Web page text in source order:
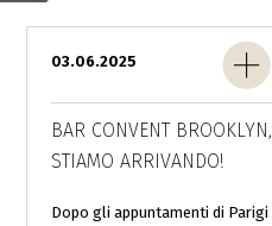
03.06.2025
BAR CONVENT BROOKLYN,
STIAMO ARRIVANDO!
Dopo gli appuntamenti di Parigi